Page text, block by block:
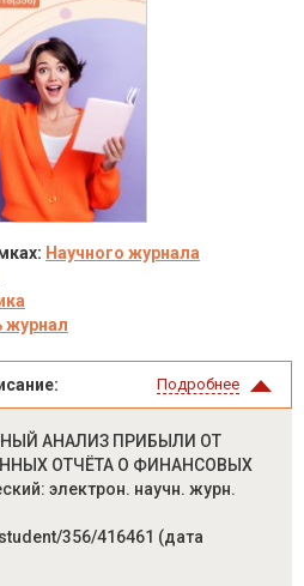
Научного журнала
журнал
Подробнее
АНАЛИЗ ПРИБЫЛИ ОТ
ОТЧЁТА О ФИНАНСОВЫХ
электрон. научн. журн.
356/416461 (дата